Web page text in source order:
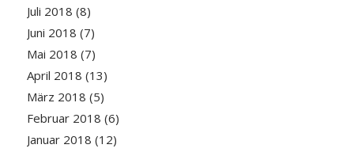
Juli 2018 (8)
Juni 2018 (7)
Mai 2018 (7)
April 2018 (13)
März 2018 (5)
Februar 2018 (6)
Januar 2018 (12)